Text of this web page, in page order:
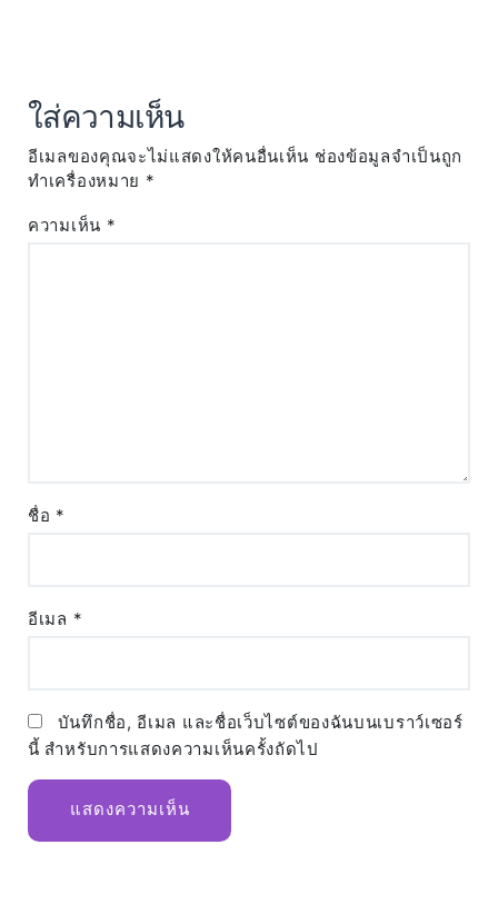
ใส่ความเห็น
อีเมลของคุณจะไม่แสดงให้คนอื่นเห็น ช่องข้อมูลจำเป็นถูก
ทำเครื่องหมาย *
ความเห็น *
ชื่อ *
อีเมล *
บันทึกชื่อ, อีเมล และชื่อเว็บไซต์ของฉันบนเบราว์เซอร์
นี้ สำหรับการแสดงความเห็นครั้งถัดไป